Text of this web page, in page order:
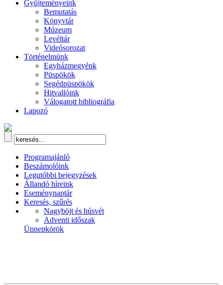
Gyűjteményeink
Bemutatás
Könyvtár
Múzeum
Levéltár
Videósorozat
Történelmünk
Egyházmegyénk
Püspökök
Segédpüspökök
Hitvallóink
Válogatott bibliográfia
Lapozó
Programajánló
Beszámolóink
Legutóbbi bejegyzések
Állandó híreink
Eseménynaptár
Keresés, szűrés
Nagyböjt és húsvét
Adventi időszak
Ünnepkörök